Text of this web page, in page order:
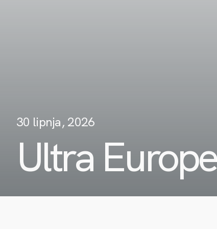
30 lipnja, 2026
Ultra Europe